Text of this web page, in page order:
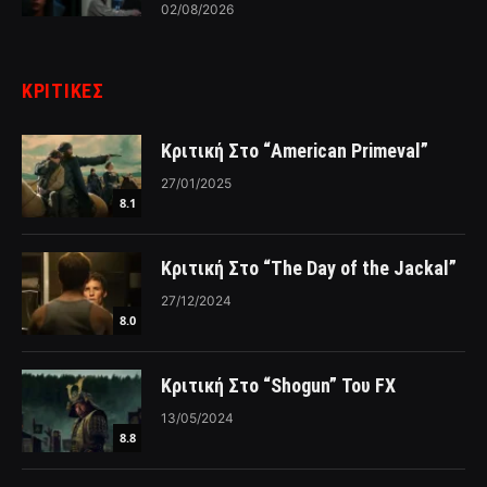
02/08/2026
ΚΡΙΤΙΚΈΣ
8.1
Κριτική Στο “American Primeval”
27/01/2025
8.0
Κριτική Στο “The Day of the Jackal”
27/12/2024
8.8
Κριτική Στο “Shogun” Του FX
13/05/2024